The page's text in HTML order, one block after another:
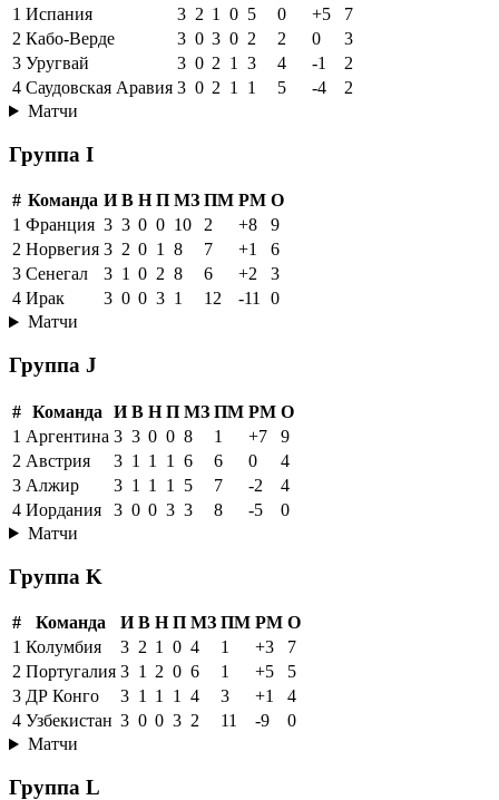
1 Испания 3 2 1 0 5 0 +5
7
2 Кабо-Верде 3 0 3 0 2 2 0
3
3 Уругвай 3 0 2 1 3 4 -1
2
4 Саудовская Аравия 3 0 2 1 1 5 -4
2
Матчи
Группа I
# Команда И В Н П МЗ ПМ РМ О
1 Франция 3 3 0 0 10 2 +8
9
2 Норвегия 3 2 0 1 8 7 +1
6
3 Сенегал 3 1 0 2 8 6 +2
3
4 Ирак 3 0 0 3 1 12 -11 0
Матчи
Группа J
# Команда И В Н П МЗ ПМ РМ О
1 Аргентина 3 3 0 0 8 1 +7
9
2 Австрия 3 1 1 1 6 6 0
4
3 Алжир 3 1 1 1 5 7 -2
4
4 Иордания 3 0 0 3 3 8 -5
0
Матчи
Группа K
# Команда И В Н П МЗ ПМ РМ О
1 Колумбия 3 2 1 0 4 1 +3
7
2 Португалия 3 1 2 0 6 1 +5
5
3 ДР Конго 3 1 1 1 4 3 +1
4
4 Узбекистан 3 0 0 3 2 11 -9
0
Матчи
Группа L